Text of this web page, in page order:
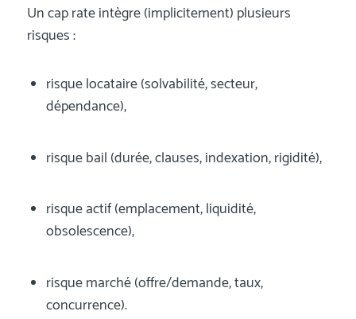
Un cap rate intègre (implicitement) plusieurs
risques :
risque locataire (solvabilité, secteur,
dépendance),
risque bail (durée, clauses, indexation, rigidité),
risque actif (emplacement, liquidité,
obsolescence),
risque marché (offre/demande, taux,
concurrence).